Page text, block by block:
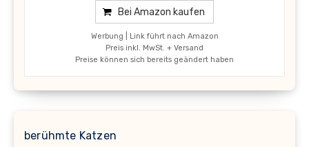
Bei Amazon kaufen
Werbung | Link führt nach Amazon
Preis inkl. MwSt. + Versand
Preise können sich bereits geändert haben
berühmte Katzen